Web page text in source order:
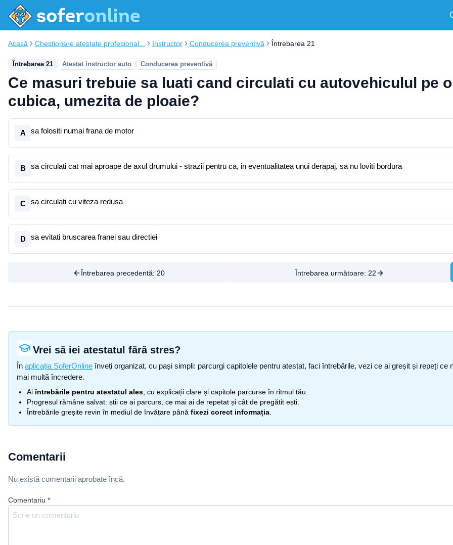
Acasă Chestionare atestate profesional... Instructor Conducerea preventivă Întrebarea 21
Întrebarea 21 Atestat instructor auto Conducerea preventivă
Ce masuri trebuie sa luati cand circulati cu autovehiculul pe
cubica, umezita de ploaie?
A sa folositi numai frana de motor
B sa circulati cat mai aproape de axul drumului - strazii pentru ca, in eventualitatea unui derapaj, sa nu loviti bordura
C sa circulati cu viteza redusa
D sa evitati bruscarea franei sau directiei
Întrebarea precedentă: 20 Întrebarea următoare: 22
Vrei să iei atestatul fără stres?
În aplicația SoferOnline înveți organizat, cu pași simpli: parcurgi capitolele pentru atestat, faci întrebările, vezi ce ai greșit și repeți
mai multă încredere.
Aiîntrebările pentru atestatul ales , cu explicații clare și capitole parcurse în ritmul tău.
Progresul rămâne salvat: știi ce ai parcurs, ce mai ai de repetat și cât de pregătit ești.
Întrebările greșite revin în mediul de învățare până fixezi corect informația
Comentarii
Nu există comentarii aprobate încă.
Comentariu *